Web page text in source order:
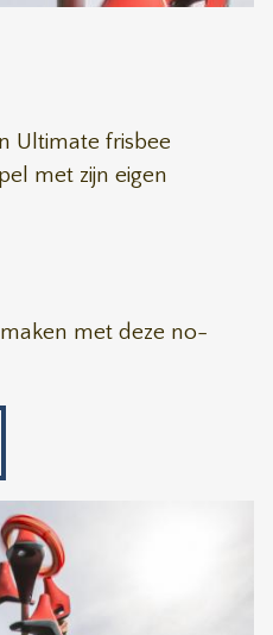
Ultimate frisbee
met zijn eigen
met deze no-